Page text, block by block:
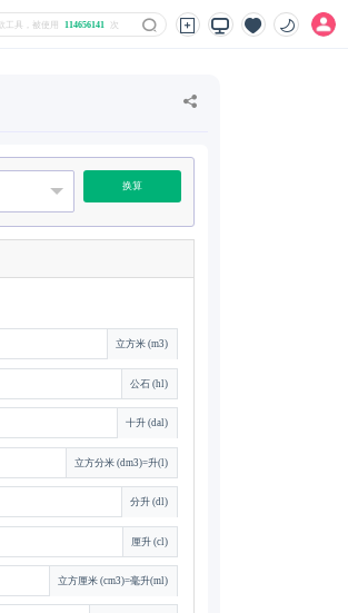
款工具，被使用 114656141 次
换算
立方米 (m3)
公石 (hl)
十升 (dal)
立方分米 (dm3)=升(l)
分升 (dl)
厘升 (cl)
立方厘米 (cm3)=毫升(ml)